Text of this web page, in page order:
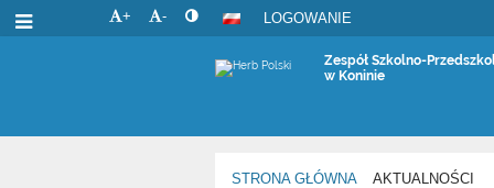
+ - LOGOWANIE
Zespół Szkolno-
w Koninie
STRONA GŁÓWNA AKTUALNOŚCI